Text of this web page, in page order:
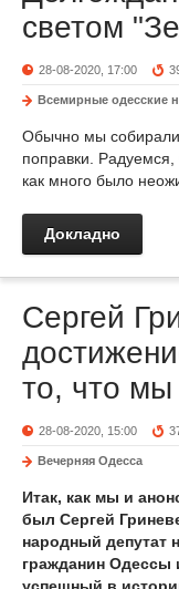
светом
28-08-2020, 17:00
Всемирные одесские
Обычно мы
поправки. Радуемся,
как много было
Докладно
Сергей
то, что
28-08-2020, 15:00
Вечерняя Одесса
Итак, как мы и
был Сергей
народный депутат
гражданин Одессы